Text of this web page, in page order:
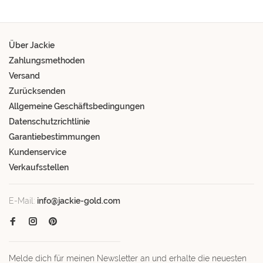
Über Jackie
Zahlungsmethoden
Versand
Zurücksenden
Allgemeine Geschäftsbedingungen
Datenschutzrichtlinie
Garantiebestimmungen
Kundenservice
Verkaufsstellen
E-Mail: info@jackie-gold.com
Melde dich für meinen Newsletter an und erhalte die neuesten